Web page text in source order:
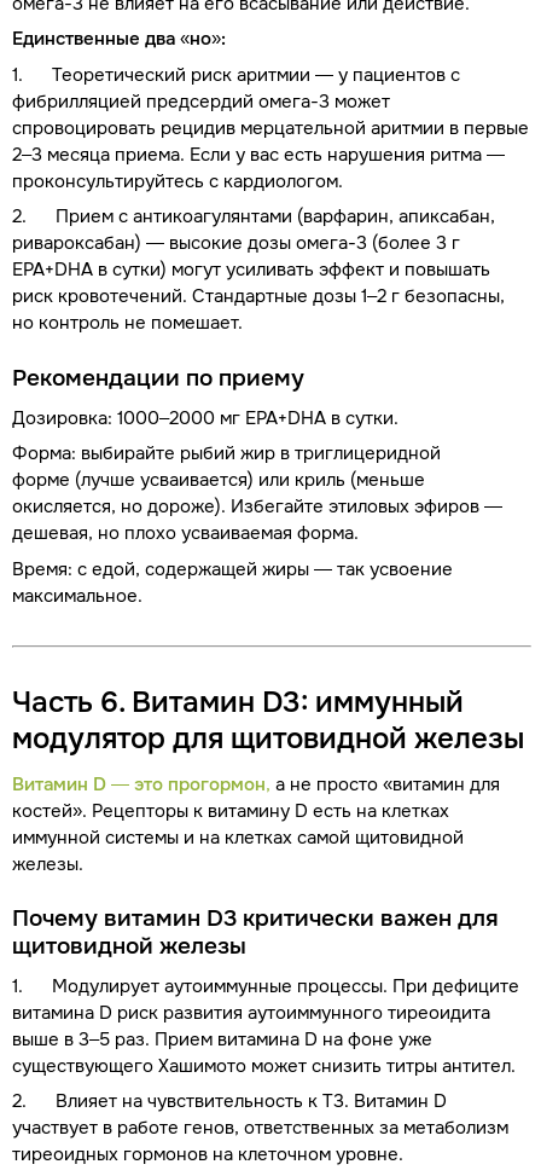
Единственные два «но»:
1. Теоретический риск аритмии — у пациентов с
фибрилляцией предсердий омега-3 может
спровоцировать рецидив мерцательной аритмии в первые
2–3 месяца приема. Если у вас есть нарушения ритма —
проконсультируйтесь с кардиологом.
2. Прием с антикоагулянтами (варфарин, апиксабан,
ривароксабан) — высокие дозы омега-3 (более 3 г
EPA+DHA в сутки) могут усиливать эффект и повышать
риск кровотечений. Стандартные дозы 1–2 г безопасны,
но контроль не помешает.
Рекомендации по приему
Дозировка: 1000–2000 мг EPA+DHA в сутки.
Форма: выбирайте рыбий жир в триглицеридной
форме (лучше усваивается) или криль (меньше
окисляется, но дороже). Избегайте этиловых эфиров —
дешевая, но плохо усваиваемая форма.
Время: с едой, содержащей жиры — так усвоение
максимальное.
Часть 6. Витамин D3: иммунный
модулятор для щитовидной железы
Витамин D — это прогормон, а не просто «витамин для
костей». Рецепторы к витамину D есть на клетках
иммунной системы и на клетках самой щитовидной
железы.
Почему витамин D3 критически важен для
щитовидной железы
1. Модулирует аутоиммунные процессы. При дефиците
витамина D риск развития аутоиммунного тиреоидита
выше в 3–5 раз. Прием витамина D на фоне уже
существующего Хашимото может снизить титры антител.
2. Влияет на чувствительность к Т3. Витамин D
участвует в работе генов, ответственных за метаболизм
тиреоидных гормонов на клеточном уровне.